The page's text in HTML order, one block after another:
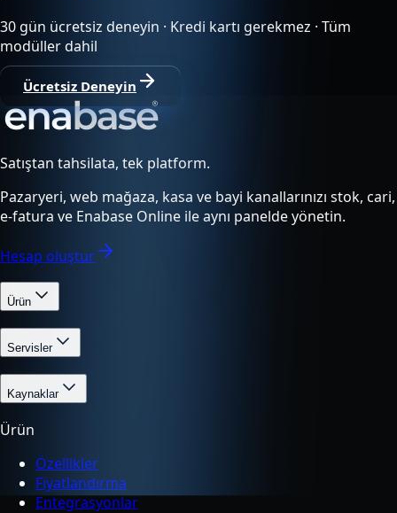
30 gün ücretsiz deneyin · Kredi kartı gerekmez · Tüm
modüller dahil
Ücretsiz Deneyin
Satıştan tahsilata, tek platform.
Pazaryeri, web mağaza, kasa ve bayi kanallarınızı stok, cari,
e-fatura ve Enabase Online ile aynı panelde yönetin.
Hesap oluştur
Ürün
Servisler
Kaynaklar
Ürün
Özellikler
Fiyatlandırma
Entegrasyonlar